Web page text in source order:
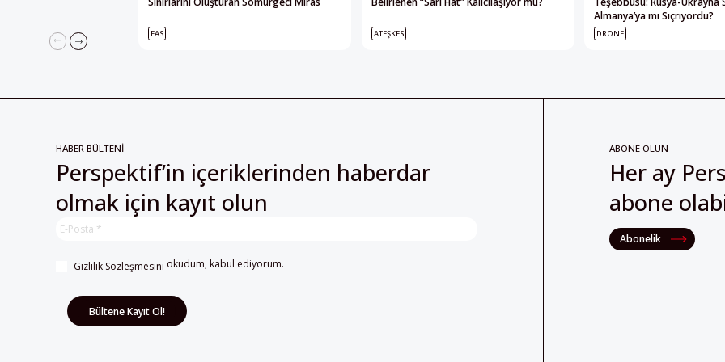
FAS ATEŞKES
Almanya’ya mı Sıçrıyordu?
DRONE
HABER BÜLTENİ
Perspektif’in içeriklerinden haberdar
olmak için kayıt olun
Gizlilik Sözleşmesini okudum, kabul ediyorum.
ABONE OLUN
Her ay
abone
Abonelik